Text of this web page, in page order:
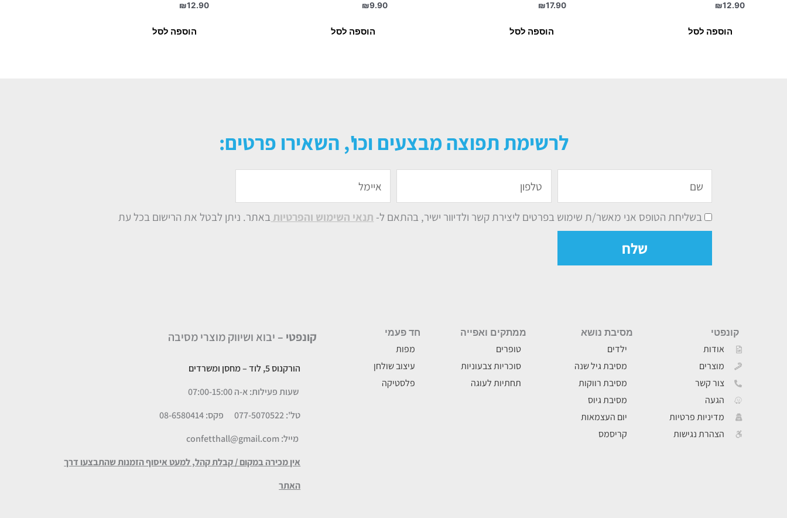
₪12.90
הוספה לסל
₪17.90
הוספה לסל
₪9.90
הוספה לסל
₪12.90
הוספה לסל
לרשימת תפוצה מבצעים וכו', השאירו פרטים:
בשליחת הטופס אני מאשר/ת שימוש בפרטים ליצירת קשר ולדיוור ישיר, בהתאם ל- תנאי השימוש והפרטיותבאתר. ניתן לבטל את הרישום בכל עת
שלח
קונפטי
אודות
מוצרים
צור קשר
הגעה
מדיניות פרטיות
הצהרת נגישות
מסיבת נושא
ילדים
מסיבת גיל שנה
מסיבת רווקות
מסיבת גיוס
יום העצמאות
קריסמס
ממתקים ואפייה
טופרים
סוכריות צבעוניות
תחתיות לעוגה
חד פעמי
מפות
עיצוב שולחן
פלסטיקה
קונפטי – יבוא ושיווק מוצרי מסיבה
הורקנוס 5, לוד
– מחסן ומשרדים
שעות פעילות: א-ה 07:00-15:00
טל': 077-5070522
פקס: 08-6580414
מייל:confetthall@gmail.com
אין מכירה במקום / קבלת קהל, למעט איסוף הזמנות שהתבצעו דרך
האתר